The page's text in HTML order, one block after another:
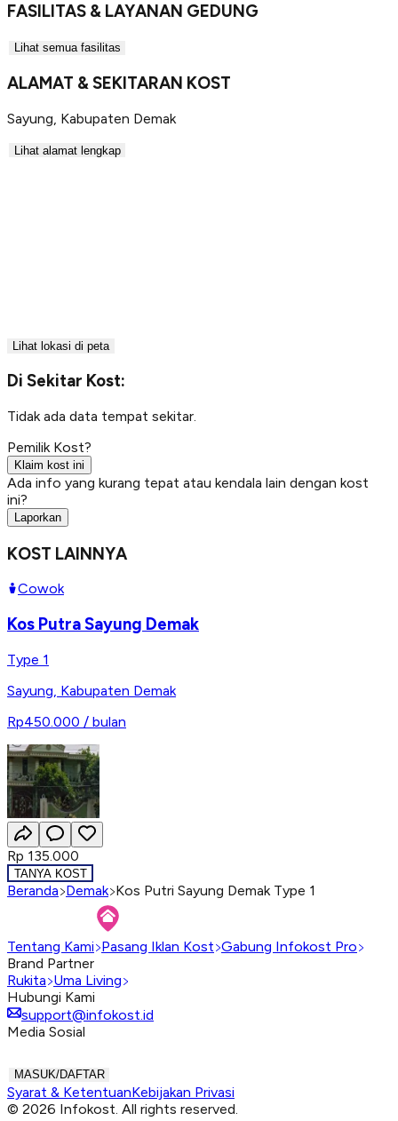
FASILITAS & LAYANAN GEDUNG
Lihat semua fasilitas
ALAMAT & SEKITARAN KOST
Sayung, Kabupaten Demak
Lihat alamat lengkap
Lihat lokasi di peta
Di Sekitar Kost:
Tidak ada data tempat sekitar.
Pemilik Kost?
Klaim kost ini
Ada info yang kurang tepat atau kendala lain dengan kost
ini?
Laporkan
KOST LAINNYA
Cowok
Kos Putra Sayung Demak
Type 1
Sayung Kabupaten Demak
Rp450.000 / bulan
Rp 135.000
TANYA KOST
Beranda Demak Kos Putri Sayung Demak Type 1
Tentang Kami Pasang Iklan Kost Gabung Infokost Pro
Brand Partner
Rukita Uma Living
Hubungi Kami
support@infokost.id
Media Sosial
MASUK/DAFTAR
Syarat & KetentuanKebijakan Privasi
© 2026 Infokost. All rights reserved.